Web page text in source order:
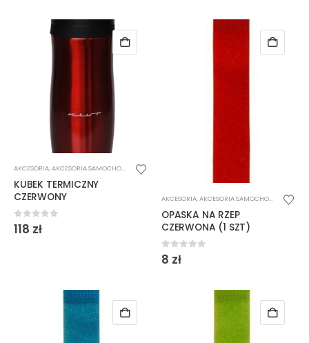
AKCESORIA,AKCESORIA SAMOCHODOWE
KUBEK TERMICZNY
CZERWONY
0out of 5
118 zł
AKCESORIA,AKCESORIA SAMOCHODOWE
OPASKA NA RZEP
CZERWONA (1 SZT)
0out of 5
8 zł